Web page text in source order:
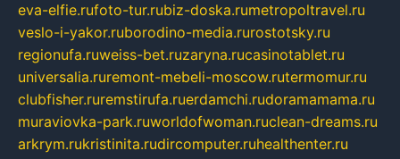
eva-elfie.rufoto-tur.rubiz-doska.rumetropoltravel.ru
veslo-i-yakor.ruborodino-media.rurostotsky.ru
regionufa.ruweiss-bet.ruzaryna.rucasinotablet.ru
universalia.ruremont-mebeli-moscow.rutermomur.ru
clubfisher.ruremstirufa.ruerdamchi.rudoramamama.ru
muraviovka-park.ruworldofwoman.ruclean-dreams.ru
arkrym.rukristinita.rudircomputer.ruhealthenter.ru